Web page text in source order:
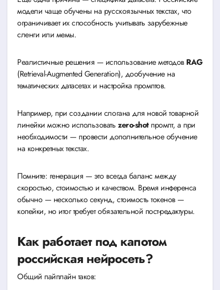
модели чаще обучены на русскоязычных текстах, что
ограничивает их способность учитывать зарубежные
сленги или мемы.
Реалистичные решения — использование методов RAG
(Retrieval-Augmented Generation), дообучение на
тематических датасетах и настройка промптов.
Например, при создании слогана для новой товарной
линейки можно использоватьzero-shotпромпт, а при
необходимости — провести дополнительное обучение
на конкретных текстах.
Помните: генерация — это всегда баланс между
скоростью, стоимостью и качеством. Время инференса
обычно — несколько секунд, стоимость токенов —
копейки, но итог требует обязательной пост-редактуры.
Как работает под капотом
российская нейросеть?
Общий пайплайн таков: